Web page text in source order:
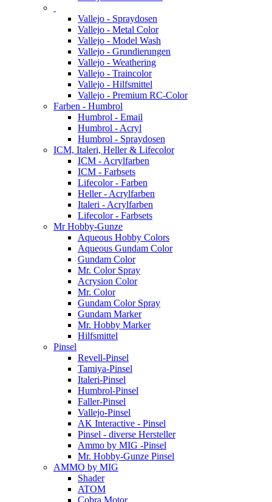
Vallejo - Spraydosen
Vallejo - Metal Color
Vallejo - Model Wash
Vallejo - Grundierungen
Vallejo - Weathering
Vallejo - Traincolor
Vallejo - Hilfsmittel
Vallejo - Premium RC-Color
Farben - Humbrol
Humbrol - Email
Humbrol - Acryl
Humbrol - Spraydosen
ICM, Italeri, Heller & Lifecolor
ICM - Acrylfarben
ICM - Farbsets
Lifecolor - Farben
Heller - Acrylfarben
Italeri - Acrylfarben
Lifecolor - Farbsets
Mr Hobby-Gunze
Aqueous Hobby Colors
Aqueous Gundam Color
Gundam Color
Mr. Color Spray
Acrysion Color
Mr. Color
Gundam Color Spray
Gundam Marker
Mr. Hobby Marker
Hilfsmittel
Pinsel
Revell-Pinsel
Tamiya-Pinsel
Italeri-Pinsel
Humbrol-Pinsel
Faller-Pinsel
Vallejo-Pinsel
AK Interactive - Pinsel
Pinsel - diverse Hersteller
Ammo by MIG -Pinsel
Mr. Hobby-Gunze Pinsel
AMMO by MIG
Shader
ATOM
Cobra Motor